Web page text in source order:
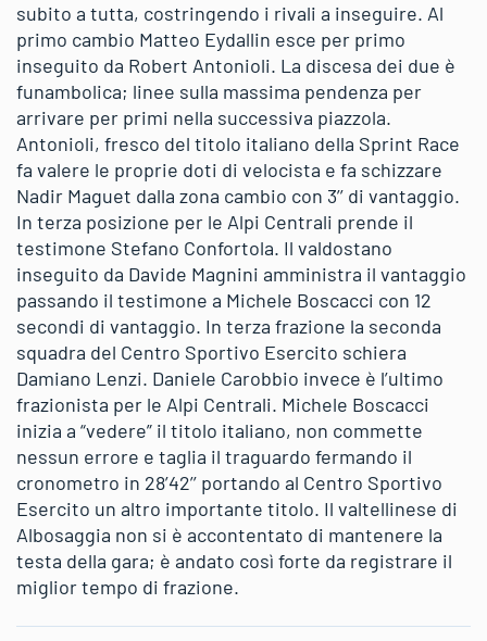
subito a tutta, costringendo i rivali a inseguire. Al
primo cambio Matteo Eydallin esce per primo
inseguito da Robert Antonioli. La discesa dei due è
funambolica; linee sulla massima pendenza per
arrivare per primi nella successiva piazzola.
Antonioli, fresco del titolo italiano della Sprint Race
fa valere le proprie doti di velocista e fa schizzare
Nadir Maguet dalla zona cambio con 3’’ di vantaggio.
In terza posizione per le Alpi Centrali prende il
testimone Stefano Confortola. Il valdostano
inseguito da Davide Magnini amministra il vantaggio
passando il testimone a Michele Boscacci con 12
secondi di vantaggio. In terza frazione la seconda
squadra del Centro Sportivo Esercito schiera
Damiano Lenzi. Daniele Carobbio invece è l’ultimo
frazionista per le Alpi Centrali. Michele Boscacci
inizia a “vedere” il titolo italiano, non commette
nessun errore e taglia il traguardo fermando il
cronometro in 28’42’’ portando al Centro Sportivo
Esercito un altro importante titolo. Il valtellinese di
Albosaggia non si è accontentato di mantenere la
testa della gara; è andato così forte da registrare il
miglior tempo di frazione.